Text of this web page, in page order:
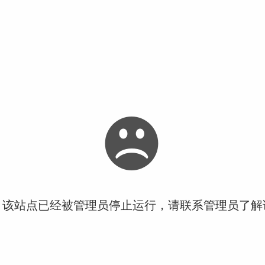
站点已经被管理员停止运行，请联系管理员了